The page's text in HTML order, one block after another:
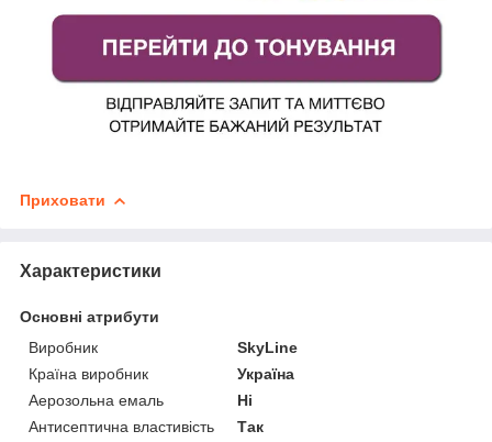
Приховати
Характеристики
Основні атрибути
Виробник
SkyLine
Країна виробник
Україна
Аерозольна емаль
Ні
Антисептична властивість
Так